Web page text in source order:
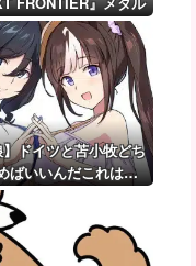
きたあああ！ 他ウマ
馬小ネタまとめ
ドイツと苫小牧どち
ばいいんだこれは…